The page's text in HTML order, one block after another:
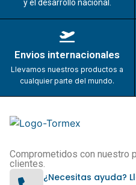
y el desarrollo nacional.
Envios internacionales
Llevamos nuestros productos a
cualquier parte del mundo.
Comprometidos con nuestro
clientes.
¿Necesitas ayuda?